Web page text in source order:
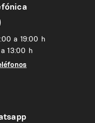
a 19:00 h
13:00 h